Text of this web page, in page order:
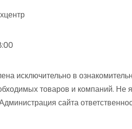
исключительно в
товаров и компаний.
сайта